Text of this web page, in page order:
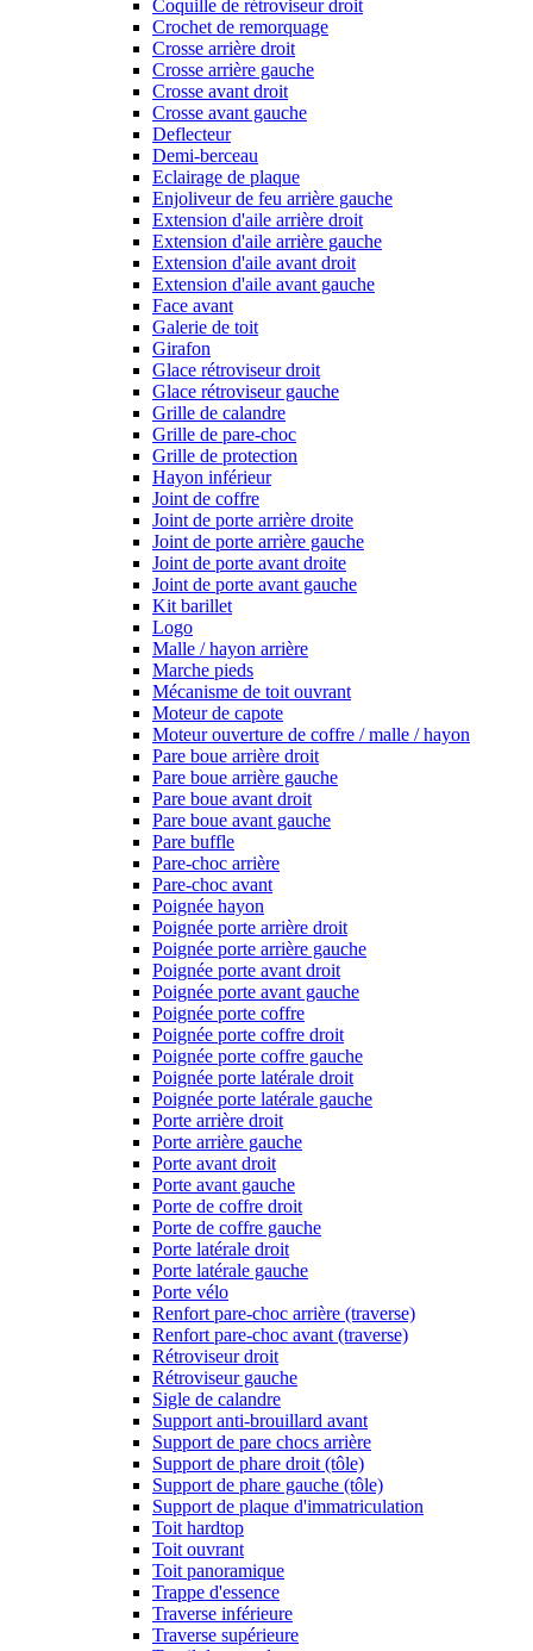
Coquille de rétroviseur droit
Crochet de remorquage
Crosse arrière droit
Crosse arrière gauche
Crosse avant droit
Crosse avant gauche
Deflecteur
Demi-berceau
Eclairage de plaque
Enjoliveur de feu arrière gauche
Extension d'aile arrière droit
Extension d'aile arrière gauche
Extension d'aile avant droit
Extension d'aile avant gauche
Face avant
Galerie de toit
Girafon
Glace rétroviseur droit
Glace rétroviseur gauche
Grille de calandre
Grille de pare-choc
Grille de protection
Hayon inférieur
Joint de coffre
Joint de porte arrière droite
Joint de porte arrière gauche
Joint de porte avant droite
Joint de porte avant gauche
Kit barillet
Logo
Malle / hayon arrière
Marche pieds
Mécanisme de toit ouvrant
Moteur de capote
Moteur ouverture de coffre / malle / hayon
Pare boue arrière droit
Pare boue arrière gauche
Pare boue avant droit
Pare boue avant gauche
Pare buffle
Pare-choc arrière
Pare-choc avant
Poignée hayon
Poignée porte arrière droit
Poignée porte arrière gauche
Poignée porte avant droit
Poignée porte avant gauche
Poignée porte coffre
Poignée porte coffre droit
Poignée porte coffre gauche
Poignée porte latérale droit
Poignée porte latérale gauche
Porte arrière droit
Porte arrière gauche
Porte avant droit
Porte avant gauche
Porte de coffre droit
Porte de coffre gauche
Porte latérale droit
Porte latérale gauche
Porte vélo
Renfort pare-choc arrière (traverse)
Renfort pare-choc avant (traverse)
Rétroviseur droit
Rétroviseur gauche
Sigle de calandre
Support anti-brouillard avant
Support de pare chocs arrière
Support de phare droit (tôle)
Support de phare gauche (tôle)
Support de plaque d'immatriculation
Toit hardtop
Toit ouvrant
Toit panoramique
Trappe d'essence
Traverse inférieure
Traverse supérieure